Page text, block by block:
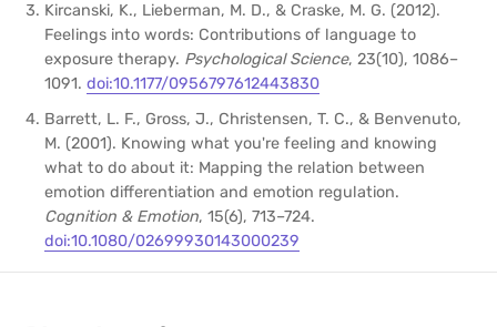
Kircanski, K., Lieberman, M. D., & Craske, M. G. (2012).
Feelings into words: Contributions of language to
exposure therapy. Psychological Science, 23(10), 1086–
1091. doi:10.1177/0956797612443830
Barrett, L. F., Gross, J., Christensen, T. C., & Benvenuto,
M. (2001). Knowing what you're feeling and knowing
what to do about it: Mapping the relation between
emotion differentiation and emotion regulation.
Cognition & Emotion, 15(6), 713–724.
doi:10.1080/02699930143000239